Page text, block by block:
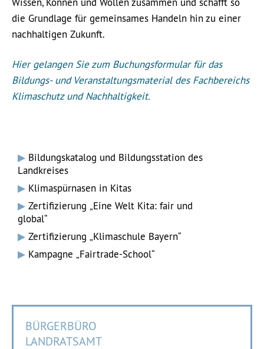
die Grundlage für gemeinsames Handeln hin zu einer
nachhaltigen Zukunft.
Hier gelangen Sie zum Buchungsformular für das
Bildungs- und Veranstaltungsmaterial des Fachbereichs
Klimaschutz und Nachhaltigkeit.
Bildungskatalog und Bildungsstation des
Landkreises
Klimaspürnasen in Kitas
Zertifizierung „Eine Welt Kita: fair und
global“
Zertifizierung „Klimaschule Bayern“
Kampagne „Fairtrade-School“
BÜRGERBÜRO
LANDRATSAMT